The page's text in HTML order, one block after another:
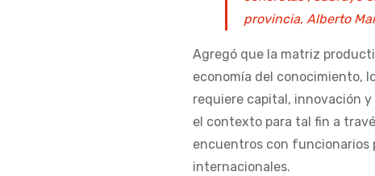
provincia, Alberto
Agregó que la matriz
economía del conocimiento,
requiere capital, innovación y
el contexto para tal fin a
encuentros con funcionarios
internacionales.